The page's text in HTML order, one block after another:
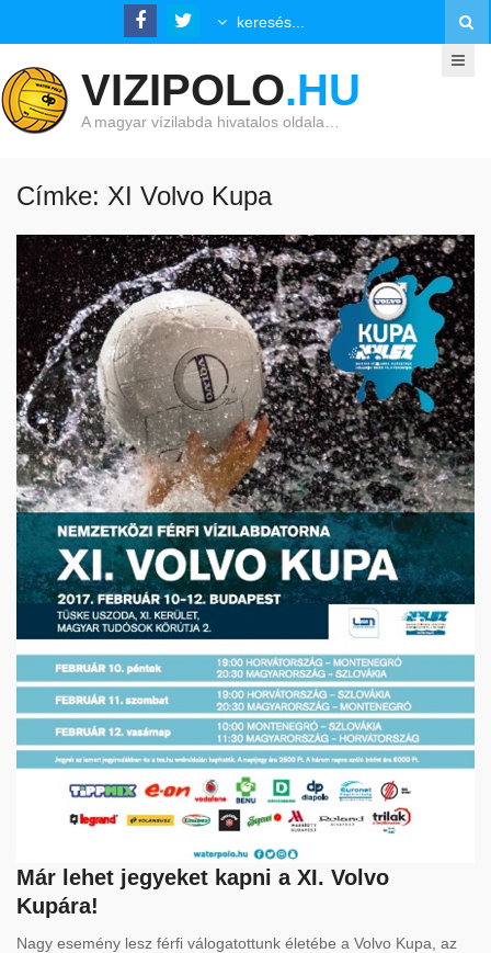
VIZIPOLO.HU
A magyar vízilabda hivatalos oldala…
Címke: XI Volvo Kupa
Már lehet jegyeket kapni a XI. Volvo
Kupára!
Nagy esemény lesz férfi válogatottunk életébe a Volvo Kupa, az